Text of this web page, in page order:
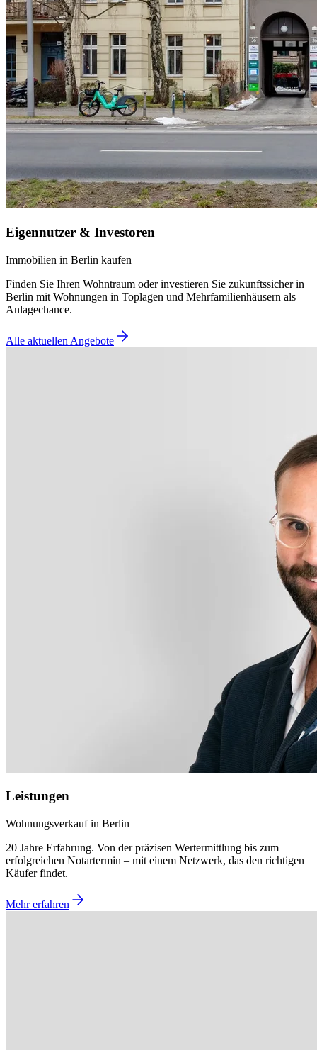
Eigennutzer & Investoren
Immobilien in Berlin kaufen
Finden Sie Ihren Wohntraum oder investieren Sie zukunftssicher in
Berlin mit Wohnungen in Toplagen und Mehrfamilienhäusern als
Anlagechance.
Alle aktuellen Angebote
Leistungen
Wohnungsverkauf in Berlin
20 Jahre Erfahrung. Von der präzisen Wertermittlung bis zum
erfolgreichen Notartermin – mit einem Netzwerk, das den richtigen
Käufer findet.
Mehr erfahren